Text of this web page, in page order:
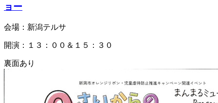
ョー
会場：新潟テルサ
開演：１３：００＆１５：３０
裏面あり